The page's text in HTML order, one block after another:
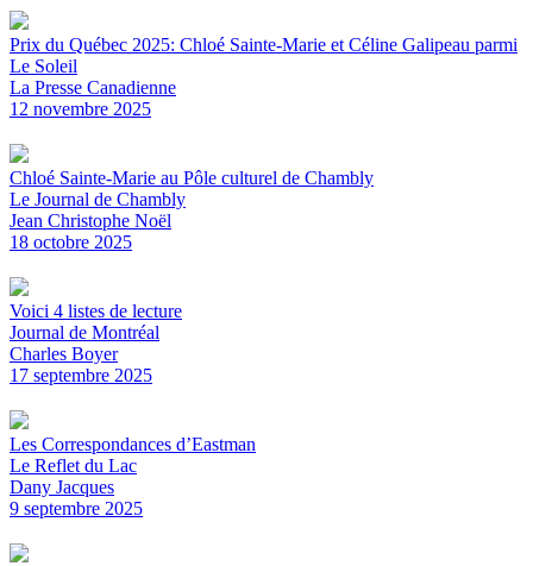
Prix du Québec 2025: Chloé Sainte-Marie et Céline Galipeau parmi
Le Soleil
La Presse Canadienne
12 novembre 2025
Chloé Sainte-Marie au Pôle culturel de Chambly
Le Journal de Chambly
Jean Christophe Noël
18 octobre 2025
Voici 4 listes de lecture
Journal de Montréal
Charles Boyer
17 septembre 2025
Les Correspondances d’Eastman
Le Reflet du Lac
Dany Jacques
9 septembre 2025